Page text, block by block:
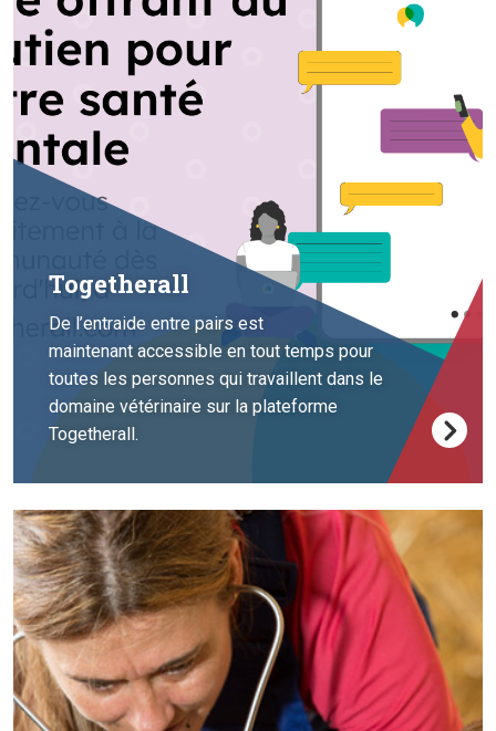
Togetherall
De l’entraide entre pairs est
maintenant accessible en tout temps pour
toutes les personnes qui travaillent dans le
domaine vétérinaire sur la plateforme
Togetherall.